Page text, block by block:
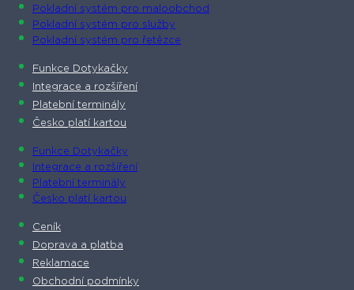
Pokladní systém pro maloobchod
Pokladní systém pro služby
Pokladní systém pro řetězce
Funkce Dotykačky
Integrace a rozšíření
Platební terminály
Česko platí kartou
Funkce Dotykačky
Integrace a rozšíření
Platební terminály
Česko platí kartou
Ceník
Doprava a platba
Reklamace
Obchodní podmínky